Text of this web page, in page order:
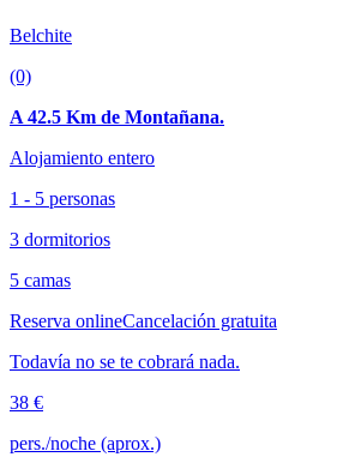
Belchite
(0)
A 42.5 Km de Montañana.
Alojamiento entero
1 - 5 personas
3 dormitorios
5 camas
Reserva onlineCancelación gratuita
Todavía no se te cobrará nada.
38 €
pers./noche (aprox.)